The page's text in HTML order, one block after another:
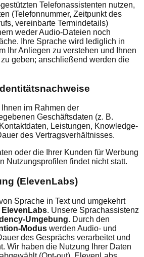
Telefonassistenten nutzen,
(Telefonnummer, Zeitpunkt des
vereinbarte Termindetails)
weder Audio‑Dateien noch
Ihre Sprache wird lediglich in
Ihr Anliegen zu verstehen und Ihnen
geben; anschließend werden die
im Rahmen der
Geschäftsdaten (z. B.
Leistungen, Knowledge-
des Vertragsverhältnisses.
oder die Ihrer Kunden für Werbung
Nutzungsprofilen findet nicht statt.
(ElevenLabs)
Sprache in Text und umgekehrt
ElevenLabs. Unsere Sprachassistenz
. Durch den
werden Audio- und
des Gesprächs verarbeitet und
Wir haben die Nutzung Ihrer Daten